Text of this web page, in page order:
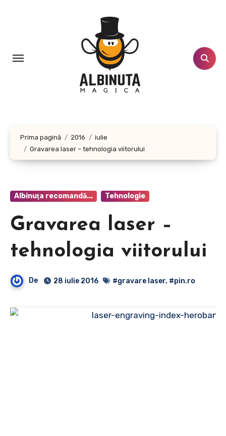
Prima pagină 2016
iulie
Gravarea laser – tehnologia viitorului
Albinuţa recomandă... Tehnologie
Gravarea laser –
tehnologia viitorului
De 28 iulie 2016 #gravare laser, #pin.ro